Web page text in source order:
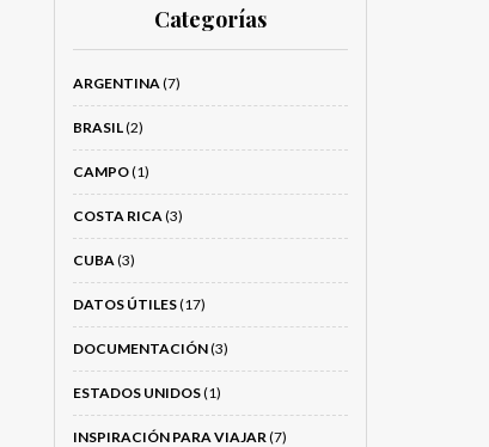
Categorías
ARGENTINA(7)
BRASIL(2)
CAMPO(1)
COSTA RICA(3)
CUBA(3)
DATOS ÚTILES(17)
DOCUMENTACIÓN(3)
ESTADOS UNIDOS(1)
INSPIRACIÓN PARA VIAJAR(7)